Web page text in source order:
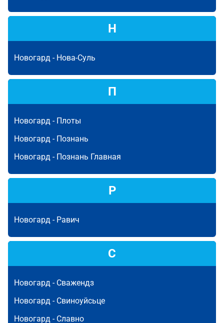
Н
Новогард - Нова-Суль
П
Новогард - Плоты
Новогард - Познань
Новогард - Познань Главная
Р
Новогард - Равич
С
Новогард - Сважендз
Новогард - Свиноуйсьце
Новогард - Славно